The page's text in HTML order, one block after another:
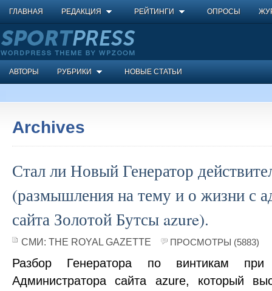
ГЛАВНАЯ РЕДАКЦИЯ РЕЙТИНГИ ОПРОСЫ
АВТОРЫ РУБРИКИ НОВЫЕ СТАТЬИ
Archives
Стал ли Новый Генератор
(размышления на тему и о жизни с
сайта Золотой Бутсы azure).
СМИ: THE ROYAL GAZETTE ПРОСМОТРЫ (5883)
Разбор Генератора по винтикам при
Администратора сайта azure, который